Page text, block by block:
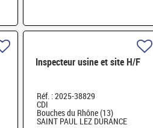
Inspecteur usine et site H/F
Réf. : 2025-38829
CDI
Bouches du Rhône (13)
SAINT PAUL LEZ DURANCE